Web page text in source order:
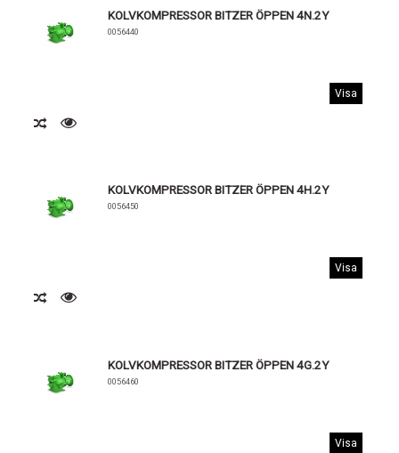
KOLVKOMPRESSOR BITZER ÖPPEN 4N.2Y
0056440
Visa
KOLVKOMPRESSOR BITZER ÖPPEN 4H.2Y
0056450
Visa
KOLVKOMPRESSOR BITZER ÖPPEN 4G.2Y
0056460
Visa